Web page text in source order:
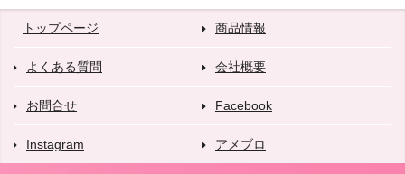
トップページ 商品情報
よくある質問 会社概要
お問合せ Facebook
Instagram アメブロ